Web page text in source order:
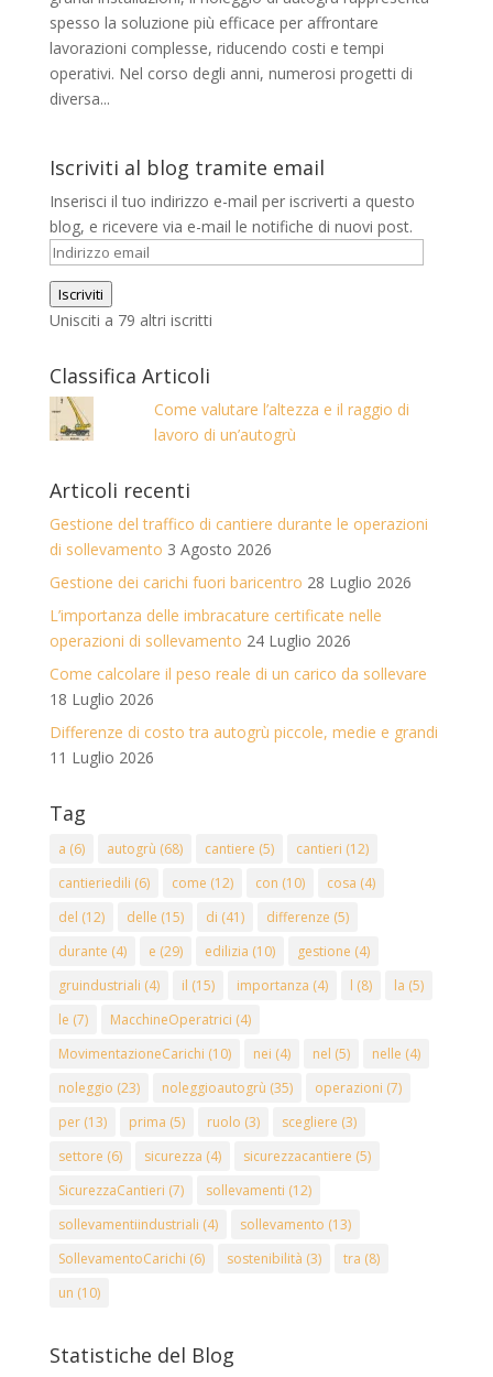
spesso la soluzione più efficace per affrontare
lavorazioni complesse, riducendo costi e tempi
operativi. Nel corso degli anni, numerosi progetti di
diversa...
Iscriviti al blog tramite email
Inserisci il tuo indirizzo e-mail per iscriverti a questo
blog, e ricevere via e-mail le notifiche di nuovi post.
Indirizzo
email
Iscriviti
Unisciti a 79 altri iscritti
Classifica Articoli
Come valutare l’altezza e il raggio di
lavoro di un’autogrù
Articoli recenti
Gestione del traffico di cantiere durante le operazioni
di sollevamento 3 Agosto 2026
Gestione dei carichi fuori baricentro 28 Luglio 2026
L’importanza delle imbracature certificate nelle
operazioni di sollevamento 24 Luglio 2026
Come calcolare il peso reale di un carico da sollevare
18 Luglio 2026
Differenze di costo tra autogrù piccole, medie e grandi
11 Luglio 2026
Tag
a (6) autogrù (68) cantiere (5) cantieri (12)
cantieriedili (6) come (12) con (10) cosa (4)
del (12) delle (15) di (41) differenze (5)
durante (4) e (29) edilizia (10) gestione (4)
gruindustriali (4) il (15) importanza (4) l (8) la (5)
le (7) MacchineOperatrici (4)
MovimentazioneCarichi (10) nei (4) nel (5) nelle (4)
noleggio (23) noleggioautogrù (35) operazioni (7)
per(13) prima (5) ruolo (3) scegliere (3)
settore (6) sicurezza (4) sicurezzacantiere (5)
SicurezzaCantieri (7) sollevamenti (12)
sollevamentiindustriali (4) sollevamento (13)
SollevamentoCarichi (6) sostenibilità (3) tra (8)
un (10)
Statistiche del Blog